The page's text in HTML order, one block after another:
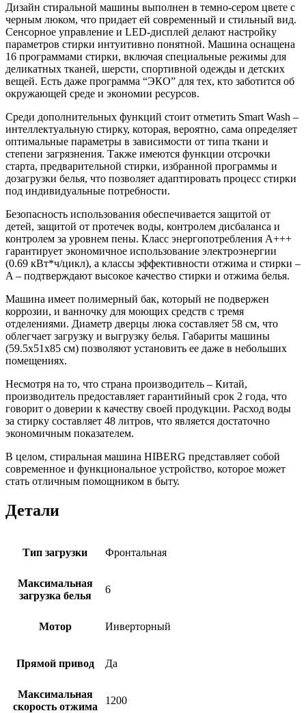
Дизайн стиральной машины выполнен в темно-сером цвете с
черным люком, что придает ей современный и стильный вид.
Сенсорное управление и LED-дисплей делают настройку
параметров стирки интуитивно понятной. Машина оснащена
16 программами стирки, включая специальные режимы для
деликатных тканей, шерсти, спортивной одежды и детских
вещей. Есть даже программа “ЭКО” для тех, кто заботится об
окружающей среде и экономии ресурсов.
Среди дополнительных функций стоит отметить Smart Wash –
интеллектуальную стирку, которая, вероятно, сама определяет
оптимальные параметры в зависимости от типа ткани и
степени загрязнения. Также имеются функции отсрочки
старта, предварительной стирки, избранной программы и
дозагрузки белья, что позволяет адаптировать процесс стирки
под индивидуальные потребности.
Безопасность использования обеспечивается защитой от
детей, защитой от протечек воды, контролем дисбаланса и
контролем за уровнем пены. Класс энергопотребления A+++
гарантирует экономичное использование электроэнергии
(0.69 кВт*ч/цикл), а классы эффективности отжима и стирки –
A – подтверждают высокое качество стирки и отжима белья.
Машина имеет полимерный бак, который не подвержен
коррозии, и ванночку для моющих средств с тремя
отделениями. Диаметр дверцы люка составляет 58 см, что
облегчает загрузку и выгрузку белья. Габариты машины
(59.5x51x85 см) позволяют установить ее даже в небольших
помещениях.
Несмотря на то, что страна производитель – Китай,
производитель предоставляет гарантийный срок 2 года, что
говорит о доверии к качеству своей продукции. Расход воды
за стирку составляет 48 литров, что является достаточно
экономичным показателем.
В целом, стиральная машина HIBERG представляет собой
современное и функциональное устройство, которое может
стать отличным помощником в быту.
Детали
Тип загрузки Фронтальная
Максимальная
загрузка белья
6
Мотор Инверторный
Прямой привод Да
Максимальная
скорость отжима
1200